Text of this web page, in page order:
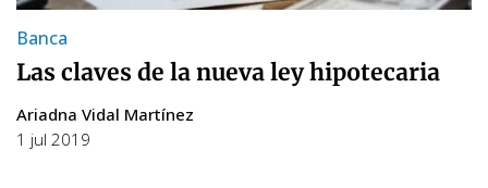
Banca
Las claves de la nueva ley hipotecaria
Ariadna Vidal Martínez
1 jul 2019